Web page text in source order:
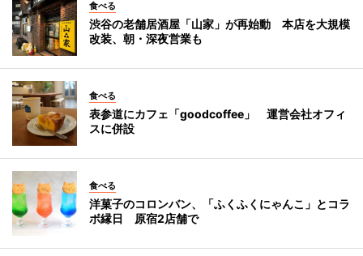
食べる
渋谷の老舗居酒屋「山家」が再始動 本店を大規模
改装、朝・深夜営業も
食べる
表参道にカフェ「goodcoffee」 運営会社オフィ
スに併設
食べる
洋菓子のコロンバン、「ふくふくにゃんこ」とコラ
ボ縁日 原宿2店舗で